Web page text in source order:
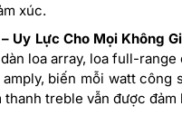
xúc.
Uy Lực Cho Mọi Không
loa array, loa full-
biến mỗi watt công
treble vẫn được đảm